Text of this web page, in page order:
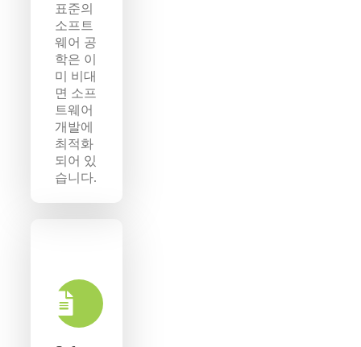
표준의
소프트
웨어 공
학은 이
미 비대
면 소프
트웨어
개발에
최적화
되어 있
습니다.